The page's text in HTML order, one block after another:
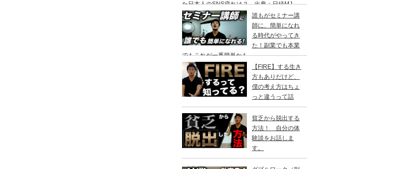
た日本人のSNS疲れは？ 出典：日経MJ
誰もがセミナー講
師に、簡単になれ
る時代がやってき
た！副業でも本業
でもこれが一番簡単かも
【FIRE】する生き
方もありだけど、
僕の考え方はちょ
っと違うって話
貧乏から脱出する
方法！ 自分の体
験談をお話しま
す。